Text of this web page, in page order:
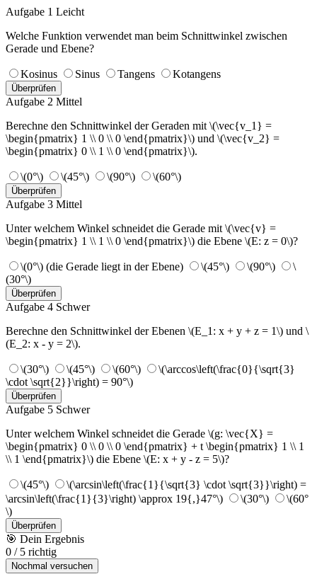
Aufgabe 1 Leicht
Welche Funktion verwendet man beim Schnittwinkel zwischen
Gerade und Ebene?
Kosinus Sinus Tangens Kotangens
Überprüfen
Aufgabe 2 Mittel
Berechne den Schnittwinkel der Geraden mit \(\vec{v_1} =
\begin{pmatrix} 1 \\ 0 \\ 0 \end{pmatrix}\) und \(\vec{v_2} =
\begin{pmatrix} 0 \\ 1 \\ 0 \end{pmatrix}\).
\(0°\) \(45°\) \(90°\) \(60°\)
Überprüfen
Aufgabe 3 Mittel
Unter welchem Winkel schneidet die Gerade mit \(\vec{v} =
\begin{pmatrix} 1 \\ 1 \\ 0 \end{pmatrix}\) die Ebene \(E: z = 0\)?
\(0°\) (die Gerade liegt in der Ebene) \(45°\) \(90°\)
\
(30°\)
Überprüfen
Aufgabe 4 Schwer
Berechne den Schnittwinkel der Ebenen \(E_1: x + y + z = 1\) und \
(E_2: x - y = 2\).
\(30°\) \(45°\) \(60°\)
\(\arccos\left(\frac{0}{\sqrt{3}
\cdot \sqrt{2}}\right) = 90°\)
Überprüfen
Aufgabe 5 Schwer
Unter welchem Winkel schneidet die Gerade \(g: \vec{X} =
\begin{pmatrix} 0 \\ 0 \\ 0 \end{pmatrix} + t \begin{pmatrix} 1 \\ 1
\\ 1 \end{pmatrix}\) die Ebene \(E: x + y - z = 5\)?
\(45°\)
\(\arcsin\left(\frac{1}{\sqrt{3} \cdot \sqrt{3}}\right) =
\arcsin\left(\frac{1}{3}\right) \approx 19{,}47°\)
\(30°\)
\(60°
\)
Überprüfen
🎯 Dein Ergebnis
0 / 5 richtig
Nochmal versuchen